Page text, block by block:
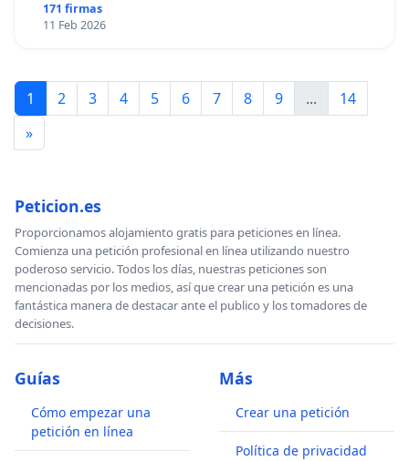
171 firmas
11 Feb 2026
1 2 3 4 5 6 7 8 9 ...
14
»
Peticion.es
Proporcionamos alojamiento gratis para peticiones en línea.
Comienza una petición profesional en línea utilizando nuestro
poderoso servicio. Todos los días, nuestras peticiones son
mencionadas por los medios, así que crear una petición es una
fantástica manera de destacar ante el publico y los tomadores de
decisiones.
Guías
Cómo empezar una
petición en línea
Más
Crear una petición
Política de privacidad